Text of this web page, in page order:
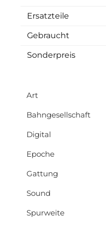
Ersatzteile
Gebraucht
Sonderpreis
Art
Bahngesellschaft
Digital
Epoche
Gattung
Sound
Spurweite